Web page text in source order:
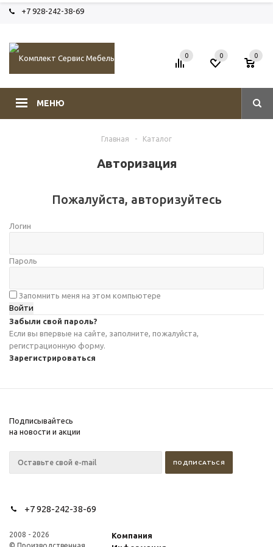
+7 928-242-38-69
МЕНЮ
0 0 0
Главная - Каталог
Авторизация
Пожалуйста, авторизуйтесь
Логин
Пароль
Запомнить меня на этом компьютере
Забыли свой пароль?
Если вы впервые на сайте, заполните, пожалуйста,
регистрационную форму.
Зарегистрироваться
Подписывайтесь
на новости и акции
+7 928-242-38-69
2008 - 2026
Компания